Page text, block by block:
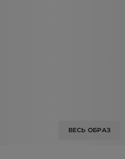
ВЕСЬ ОБРАЗ